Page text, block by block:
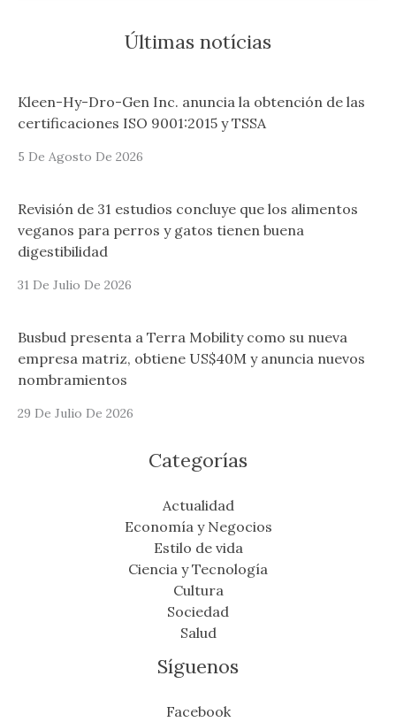
Últimas notícias
Kleen-Hy-Dro-Gen Inc. anuncia la obtención de las
certificaciones ISO 9001:2015 y TSSA
5 De Agosto De 2026
Revisión de 31 estudios concluye que los alimentos
veganos para perros y gatos tienen buena
digestibilidad
31 De Julio De 2026
Busbud presenta a Terra Mobility como su nueva
empresa matriz, obtiene US$40M y anuncia nuevos
nombramientos
29 De Julio De 2026
Categorías
Actualidad
Economía y Negocios
Estilo de vida
Ciencia y Tecnología
Cultura
Sociedad
Salud
Síguenos
Facebook